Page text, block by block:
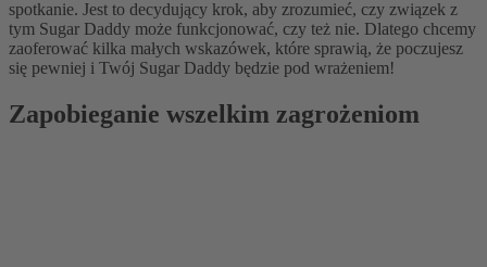
spotkanie. Jest to decydujący krok, aby zrozumieć, czy związek z
tym Sugar Daddy może funkcjonować, czy też nie. Dlatego chcemy
zaoferować kilka małych wskazówek, które sprawią, że poczujesz
się pewniej i Twój Sugar Daddy będzie pod wrażeniem!
Zapobieganie wszelkim zagrożeniom